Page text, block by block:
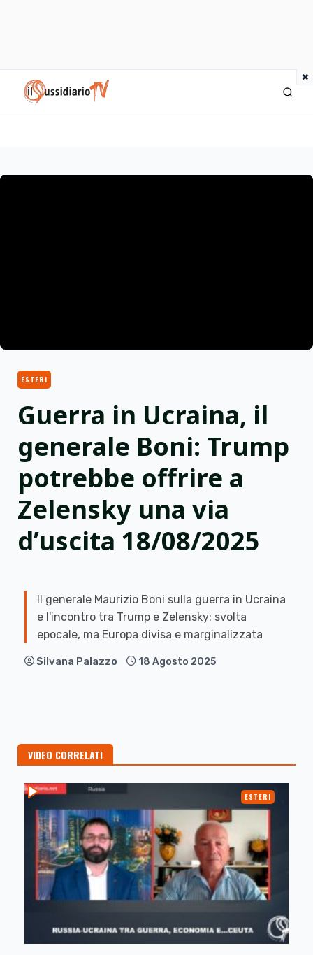
×
IlSussidiario TV
ESTERI
Guerra in Ucraina, il
generale Boni: Trump
potrebbe offrire a
Zelensky una via
d’uscita 18/08/2025
Il generale Maurizio Boni sulla guerra in Ucraina
e l'incontro tra Trump e Zelensky: svolta
epocale, ma Europa divisa e marginalizzata
Silvana Palazzo 18 Agosto 2025
VIDEO CORRELATI
ESTERI